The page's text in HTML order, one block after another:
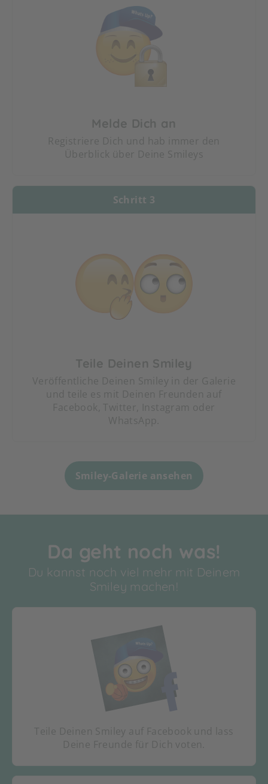
Melde Dich an
Registriere Dich und hab immer den
Überblick über Deine Smileys
Schritt 3
Teile Deinen Smiley
Veröffentliche Deinen Smiley in der Galerie
und teile es mit Deinen Freunden auf
Facebook, Twitter, Instagram oder
WhatsApp.
Smiley-Galerie ansehen
Da geht noch was!
Du kannst noch viel mehr mit Deinem
Smiley machen!
Teile Deinen Smiley auf Facebook und lass
Deine Freunde für Dich voten.